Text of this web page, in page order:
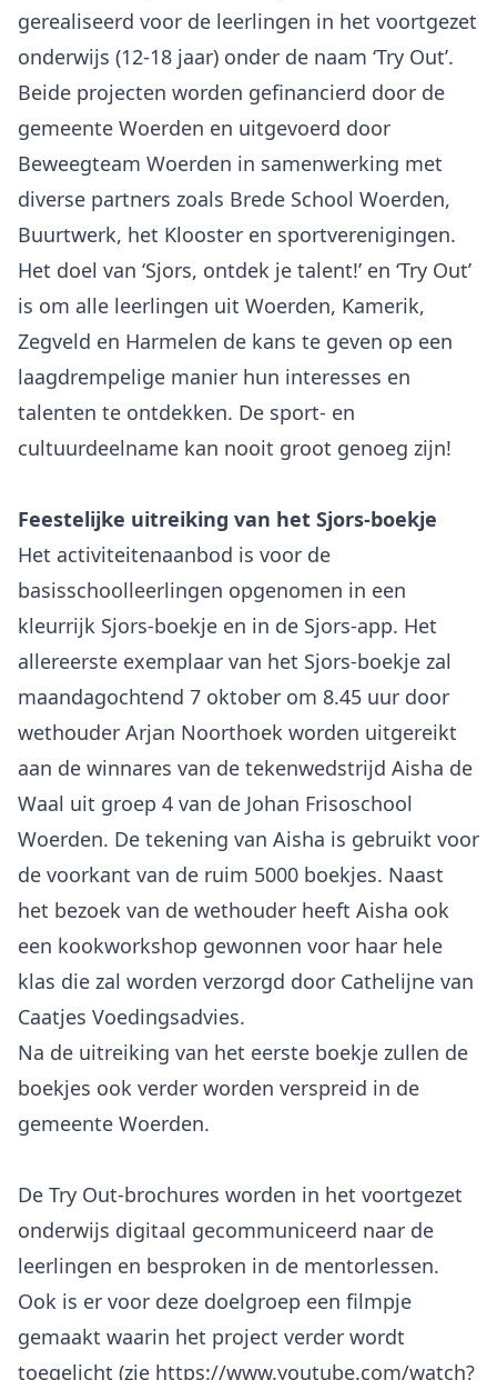
gerealiseerd voor de leerlingen in het voortgezet
onderwijs (12-18 jaar) onder de naam ‘Try Out’.
Beide projecten worden gefinancierd door de
gemeente Woerden en uitgevoerd door
Beweegteam Woerden in samenwerking met
diverse partners zoals Brede School Woerden,
Buurtwerk, het Klooster en sportverenigingen.
Het doel van ‘Sjors, ontdek je talent!’ en ‘Try Out’
is om alle leerlingen uit Woerden, Kamerik,
Zegveld en Harmelen de kans te geven op een
laagdrempelige manier hun interesses en
talenten te ontdekken. De sport- en
cultuurdeelname kan nooit groot genoeg zijn!
Feestelijke uitreiking van het Sjors-boekje
Het activiteitenaanbod is voor de
basisschoolleerlingen opgenomen in een
kleurrijk Sjors-boekje en in de Sjors-app. Het
allereerste exemplaar van het Sjors-boekje zal
maandagochtend 7 oktober om 8.45 uur door
wethouder Arjan Noorthoek worden uitgereikt
aan de winnares van de tekenwedstrijd Aisha de
Waal uit groep 4 van de Johan Frisoschool
Woerden. De tekening van Aisha is gebruikt voor
de voorkant van de ruim 5000 boekjes. Naast
het bezoek van de wethouder heeft Aisha ook
een kookworkshop gewonnen voor haar hele
klas die zal worden verzorgd door Cathelijne van
Caatjes Voedingsadvies.
Na de uitreiking van het eerste boekje zullen de
boekjes ook verder worden verspreid in de
gemeente Woerden.
De Try Out-brochures worden in het voortgezet
onderwijs digitaal gecommuniceerd naar de
leerlingen en besproken in de mentorlessen.
Ook is er voor deze doelgroep een filmpje
gemaakt waarin het project verder wordt
toegelicht (zie https://www.youtube.com/watch?